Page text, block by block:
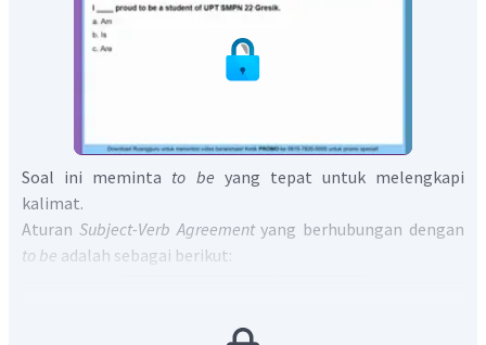
Soal ini meminta to be yang tepat untuk melengkapi
kalimat.
Aturan Subject-Verb Agreementyang berhubungan dengan
to be adalah sebagai berikut: